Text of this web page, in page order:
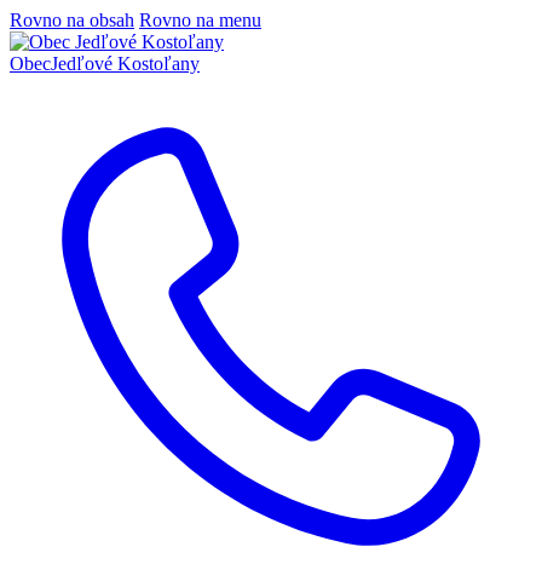
Rovno na obsah Rovno na menu
ObecJedľové Kostoľany